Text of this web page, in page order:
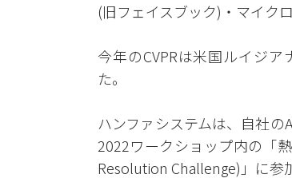
(旧フェイスブック)・マイク
今年のCVPRは米国ルイジ
た。
ハンファシステムは、自社の
2022ワークショップ内の「
Resolution Challenge)」に参